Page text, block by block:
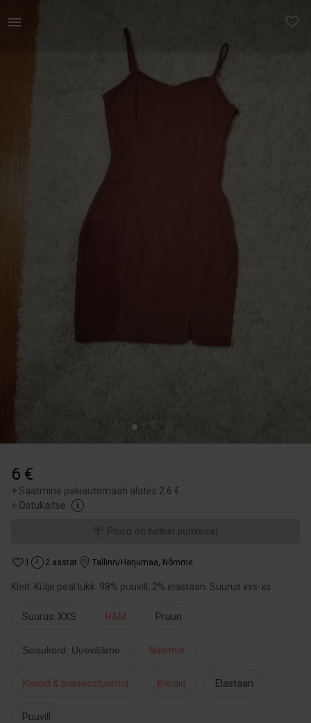
6 €
+Saatmine pakiautomaati alates 2.6 €
+ Ostukaitse
1 2 aastat Tallinn/Harjumaa, Nõmme
Kleit. Külje peal lukk. 98% puuvill, 2% elastaan. Suurus xxs-xs
Suurus: XXS H&M Pruun
Seisukord: Uueväärne Naistele
Kleidid & pükskostüümid Kleidid Elastaan
Puuvill